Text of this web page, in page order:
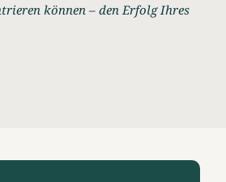
können – den Erfolg Ihres